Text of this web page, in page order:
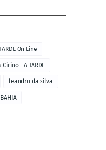
On Line
Cirino | A TARDE
leandro da silva
BAHIA